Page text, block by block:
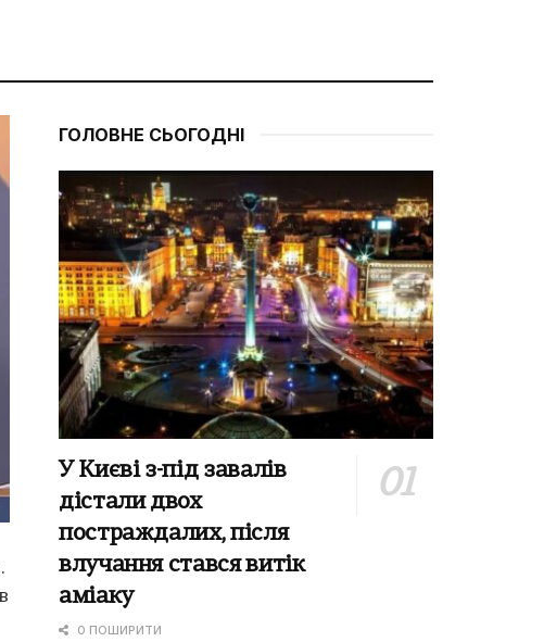
ГОЛОВНЕ СЬОГОДНІ
У Києві з-під завалів
дістали двох
постраждалих, після
влучання стався витік
аміаку
0 ПОШИРИТИ